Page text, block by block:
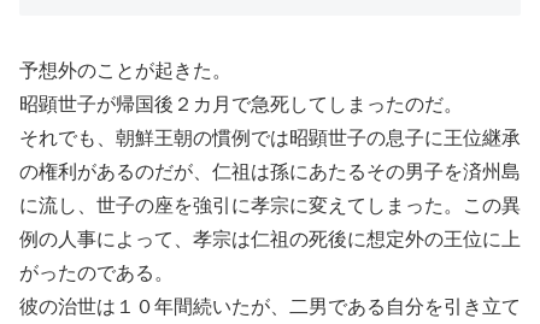
予想外のことが起きた。
昭顕世子が帰国後２カ月で急死してしまったのだ。
それでも、朝鮮王朝の慣例では昭顕世子の息子に王位継承
の権利があるのだが、仁祖は孫にあたるその男子を済州島
に流し、世子の座を強引に孝宗に変えてしまった。この異
例の人事によって、孝宗は仁祖の死後に想定外の王位に上
がったのである。
彼の治世は１０年間続いたが、二男である自分を引き立て